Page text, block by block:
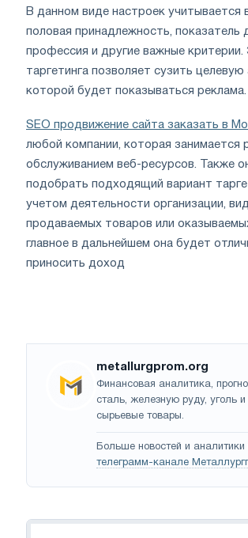
В данном виде настроек учитывается
половая принадлежность, показатель
профессия и другие важные критерии.
таргетинга позволяет сузить
которой будет показываться реклама.
SEO продвижение сайта заказать в
любой компании, которая занимается
обслуживанием веб-ресурсов. Также
подобрать подходящий вариант
учетом деятельности организации,
продаваемых товаров или
главное в дальнейшем она будет
приносить доход
metallurgprom.org
Финансовая аналитика,
сталь, железную руду, уголь и
сырьевые товары.
Больше новостей и аналитики
телеграмм-канале